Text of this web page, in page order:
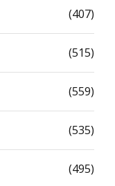
(407)
(515)
(559)
(535)
(495)